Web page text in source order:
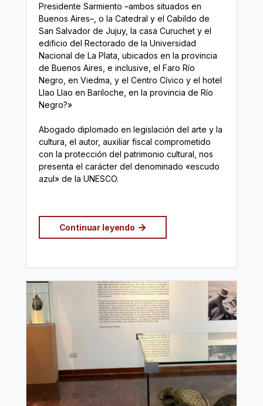
Presidente Sarmiento –ambos situados en
Buenos Aires–, o la Catedral y el Cabildo de
San Salvador de Jujuy, la casa Curuchet y el
edificio del Rectorado de la Universidad
Nacional de La Plata, ubicados en la provincia
de Buenos Aires, e inclusive, el Faro Río
Negro, en Viedma, y el Centro Cívico y el hotel
Llao Llao en Bariloche, en la provincia de Río
Negro?»
Abogado diplomado en legislación del arte y la
cultura, el autor, auxiliar fiscal comprometido
con la protección del patrimonio cultural, nos
presenta el carácter del denominado «escudo
azul» de la UNESCO.
Continuar leyendo